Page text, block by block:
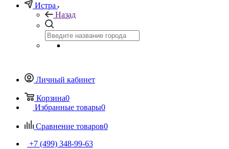
Истра
Назад
Личный кабинет
Корзина0
Избранные товары0
Сравнение товаров0
+7 (499) 348-99-63